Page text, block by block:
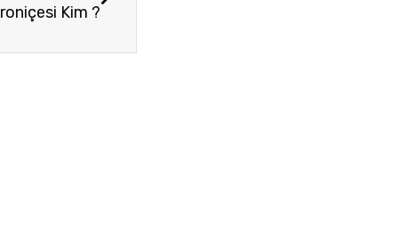
Kim ?